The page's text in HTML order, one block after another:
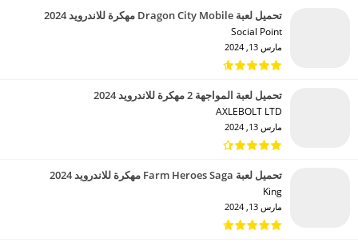
تحميل لعبة Dragon City Mobile مهكرة للاندرويد 2024
Social Point‏
مارس 13, 2024
تحميل لعبة المواجهة 2 مهكرة للاندرويد 2024
AXLEBOLT LTD‏
مارس 13, 2024
تحميل لعبة Farm Heroes Saga مهكرة للاندرويد 2024
King‏
مارس 13, 2024